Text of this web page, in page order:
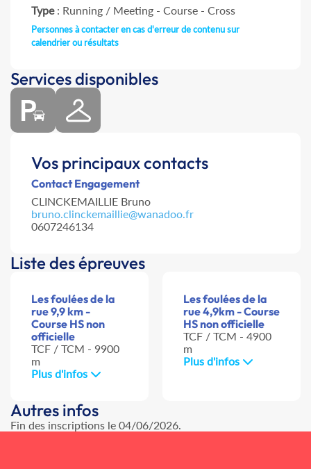
Type: Running / Meeting - Course - Cross
Personnes à contacter en cas d'erreur de contenu sur
calendrier ou résultats
Services disponibles
Vos principaux contacts
Contact Engagement
CLINCKEMAILLIE Bruno
bruno.clinckemaillie@wanadoo.fr
0607246134
Liste des épreuves
Les foulées de la
rue 9,9 km -
Course HS non
officielle
TCF / TCM - 9900
m
Plus d'infos
Les foulées de la
rue 4,9km - Course
HS non officielle
TCF / TCM - 4900
m
Plus d'infos
Autres infos
Fin des inscriptions le 04/06/2026.